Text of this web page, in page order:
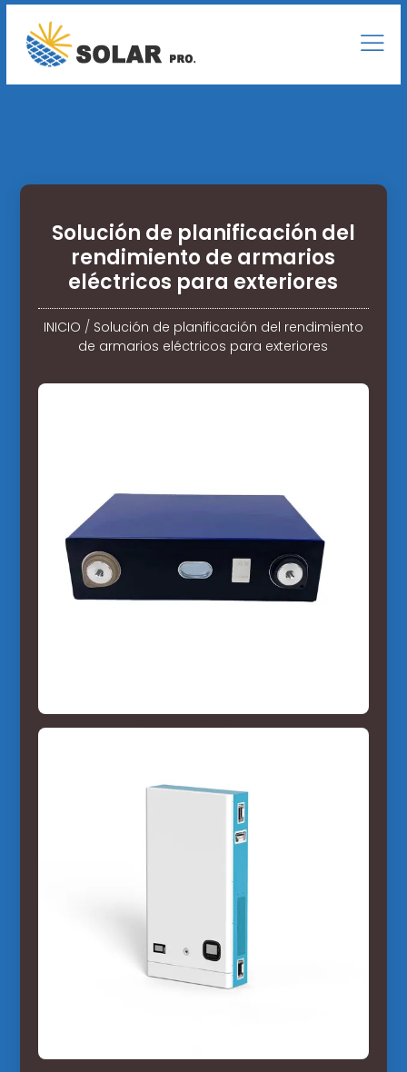
Solución de planificación del
rendimiento de armarios
eléctricos para exteriores
INICIO / Solución de planificación del rendimiento
de armarios eléctricos para exteriores